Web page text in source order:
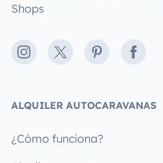
Shops
Instagram
X Pinterest
ALQUILER AUTOCARAVANAS
¿Cómo funciona?